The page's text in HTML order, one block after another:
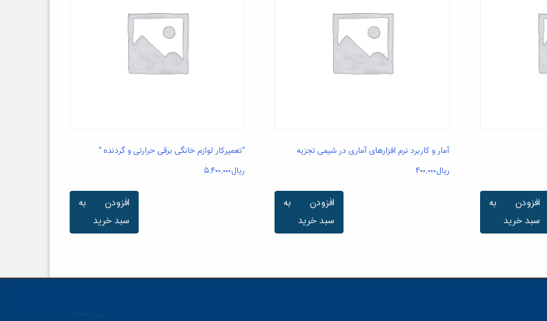
افزودن به
سبد خرید
آمار و کاربرد نرم افزارهای آماری در شیمی تجزیه
ریال۴۰۰,۰۰۰
افزودن به
سبد خرید
“تعمیرکار لوازم خانگی برقی حرارتی و گردنده “
ریال۵,۴۰۰,۰۰۰
افزودن به
سبد خرید